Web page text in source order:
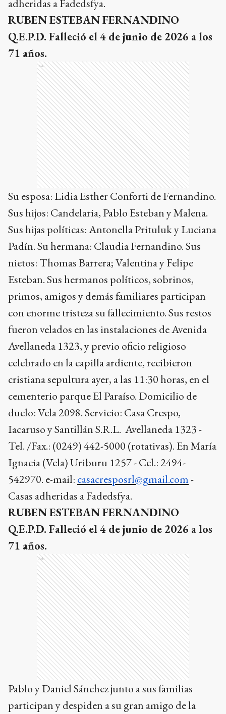
adheridas a Fadedsfya.
RUBEN ESTEBAN FERNANDINO
Q.E.P.D. Falleció el 4 de junio de 2026 a los
71 años.
Ads
Su esposa: Lidia Esther Conforti de Fernandino.
Sus hijos: Candelaria, Pablo Esteban y Malena.
Sus hijas políticas: Antonella Prituluk y Luciana
Padín. Su hermana: Claudia Fernandino. Sus
nietos: Thomas Barrera; Valentina y Felipe
Esteban. Sus hermanos políticos, sobrinos,
primos, amigos y demás familiares participan
con enorme tristeza su fallecimiento. Sus restos
fueron velados en las instalaciones de Avenida
Avellaneda 1323, y previo oficio religioso
celebrado en la capilla ardiente, recibieron
cristiana sepultura ayer, a las 11:30 horas, en el
cementerio parque El Paraíso. Domicilio de
duelo: Vela 2098. Servicio: Casa Crespo,
Iacaruso y Santillán S.R.L. Avellaneda 1323 -
Tel. /Fax.: (0249) 442-5000 (rotativas). En María
Ignacia (Vela) Uriburu 1257 - Cel.: 2494-
542970. e-mail: casacresposrl@gmail.com-
Casas adheridas a Fadedsfya.
RUBEN ESTEBAN FERNANDINO
Q.E.P.D. Falleció el 4 de junio de 2026 a los
71 años.
Ads
Pablo y Daniel Sánchez junto a sus familias
participan y despiden a su gran amigo de la